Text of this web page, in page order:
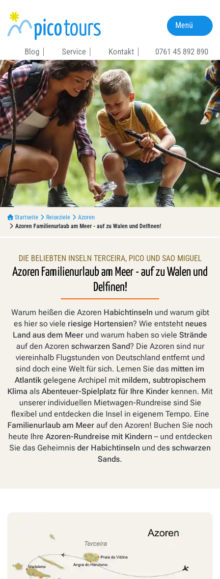
Blog Service Kontakt 0761 45 892 890
Menü
Startseite Reiseziele
Azoren
Azoren Familienurlaub am Meer - auf zu Walen und Delfinen!
Azoren Familienurlaub am Meer - auf zu Walen und
Delfinen!
DIE BELIEBTEN INSELN TERCEIRA, PICO UND SAO MIGUEL
Warum heißen die Azoren Habichtinseln und warum gibt
es hier so viele riesige Hortensien? Wie entsteht neues
Land aus dem Meer und warum haben so viele Strände
auf den Azoren schwarzen Sand? Die Azoren sind nur
viereinhalb Flugstunden von Deutschland entfernt und
sind doch eine Welt für sich. Lernen Sie das mitten im
Atlantikgelegene Archipel mit mildem, subtropischem
Klima als Abenteuer-Spielplatz für Ihre Kinder kennen. Mit
unserer individuellen Mietwagen-Rundreise sind Sie
flexibel und entdecken die Insel in eigenem Tempo. Eine
Familienurlaub am Meer auf den Azoren! Buchen Sie noch
heute Ihre Azoren-Rundreise mit Kindern – und entdecken
Sie das Geheimnis der Habichtinseln und des schwarzen
Sands.